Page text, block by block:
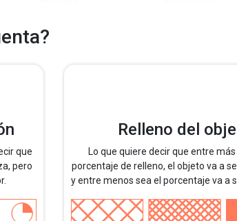
que
pero
Relleno del
Lo que quiere decir que entre
porcentaje de relleno, el objeto va a
y entre menos sea el porcentaje va a